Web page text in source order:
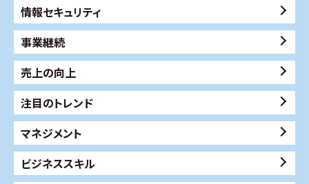
情報セキュリティ
事業継続
売上の向上
注目のトレンド
マネジメント
ビジネススキル